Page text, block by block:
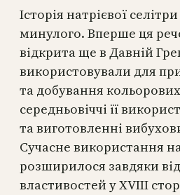
Історія натрієвої
минулого. Вперше ця
відкрита ще в Давній
використовували для
та добування
середньовіччі її
та виготовленні
Сучасне використання
розширилося завдяки
властивостей у XVIII